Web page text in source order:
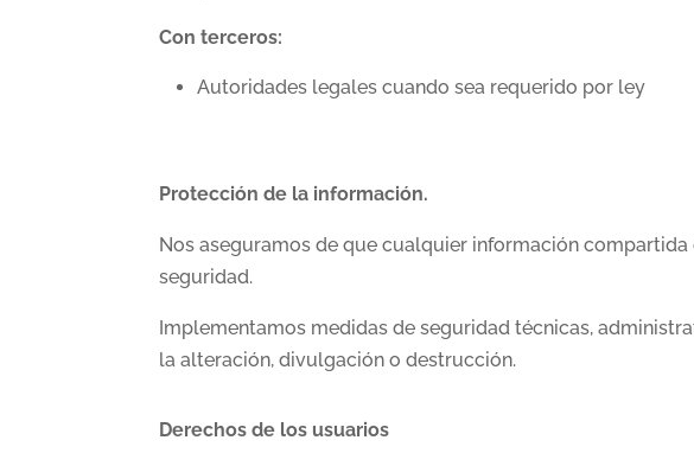
Con terceros:
Autoridades legales cuando sea requerido por ley
Protección de la información.
Nos aseguramos de que cualquier información
seguridad.
Implementamos medidas de seguridad técnicas,
la alteración, divulgación o destrucción.
Derechos de los usuarios